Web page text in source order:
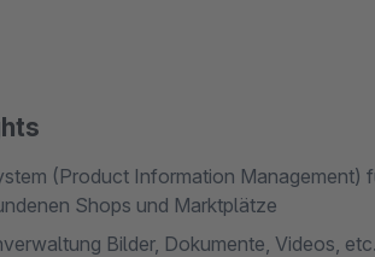
(Product Information Management)
Shops und Marktplätze
Bilder, Dokumente, Videos, etc.